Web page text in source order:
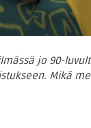
jo 90-
Mikä